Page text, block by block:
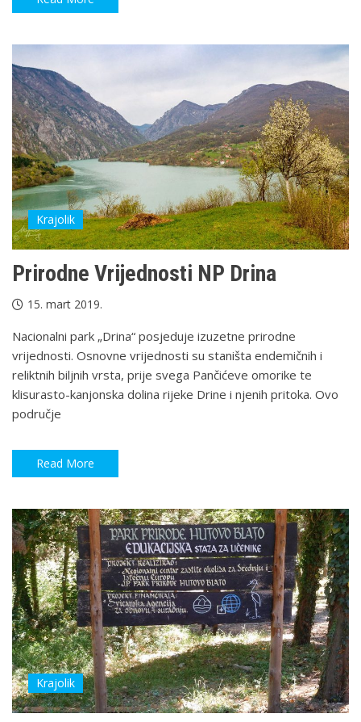
Krajolik
Prirodne Vrijednosti NP Drina
15. mart 2019.
Nacionalni park „Drina“ posjeduje izuzetne prirodne
vrijednosti. Osnovne vrijednosti su staništa endemičnih i
reliktnih biljnih vrsta, prije svega Pančićeve omorike te
klisurasto-kanjonska dolina rijeke Drine i njenih pritoka. Ovo
područje
Read More
Krajolik